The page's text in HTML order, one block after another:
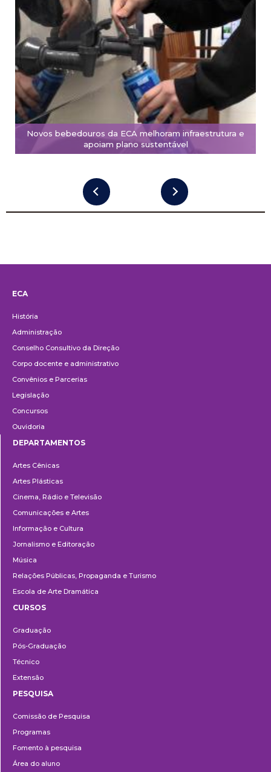
Novos bebedouros da ECA melhoram infraestrutura e
apoiam plano sustentável
ECA
História
Administração
Conselho Consultivo da Direção
Corpo docente e administrativo
Convênios e Parcerias
Legislação
Concursos
Ouvidoria
DEPARTAMENTOS
Artes Cênicas
Artes Plásticas
Cinema, Rádio e Televisão
Comunicações e Artes
Informação e Cultura
Jornalismo e Editoração
Música
Relações Públicas, Propaganda e Turismo
Escola de Arte Dramática
CURSOS
Graduação
Pós-Graduação
Técnico
Extensão
PESQUISA
Comissão de Pesquisa
Programas
Fomento à pesquisa
Área do aluno